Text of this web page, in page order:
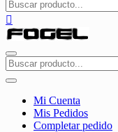
Mi Cuenta
Mis Pedidos
Completar pedido